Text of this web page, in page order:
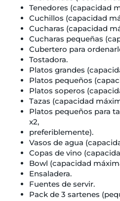
Tenedores (capacidad
Cuchillos (capacidad
Cucharas (capacidad
Cucharas pequeñas
Cubertero para
Tostadora.
Platos grandes
Platos pequeños
Platos soperos
Tazas (capacidad
Platos pequeños para
x2,
preferiblemente).
Vasos de agua
Copas de vino
Bowl (capacidad
Ensaladera.
Fuentes de servir.
Pack de 3 sartenes